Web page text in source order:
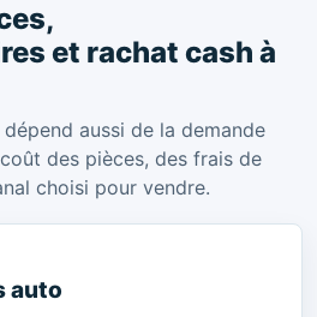
et rachat cash à
aussi de la demande
des pièces, des frais de
choisi pour vendre.
auto